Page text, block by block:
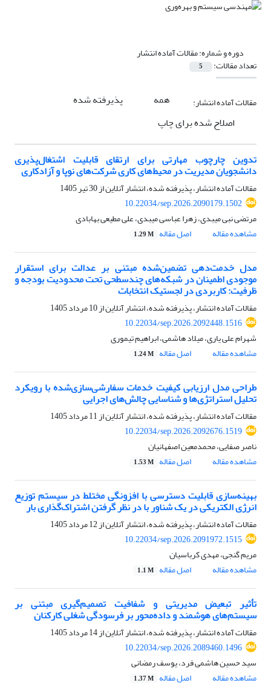
دوره و شماره:مقالات آماده انتشار
تعداد مقالات: 5
مقالات آماده انتشار: همه
پذیرفته شده
اصلاح شده برای چاپ
تدوین چارچوب مهارتی برای ارتقای قابلیت اشتغال‌پذیری
دانشجویان مدیریت در محیط‌های کاری شرکت‌های نوپا و آزادکاری
مقالات آماده انتشار، پذیرفته شده، انتشار آنلاین از30 تیر 1405
10.22034/sep.2026.2090179.1502
مرتضی نبی میبدی، زهرا عباسی میبدی، علی مطیعی بهابادی
مشاهده مقاله
اصل مقاله 1.29 M
مدل خدمت‌دهی تضمین‌شده مبتنی بر عدالت برای استقرار
موجودی اطمینان در شبکه‌های چندسطحی تحت محدودیت بودجه و
ظرفیت: کاربردی در لجستیک انتخابات
مقالات آماده انتشار، پذیرفته شده، انتشار آنلاین از10 مرداد 1405
10.22034/sep.2026.2092448.1516
شهرام علی یاری، میلاد هاشمی، ابراهیم تیموری
مشاهده مقاله
اصل مقاله 1.24 M
طراحی مدل ارزیابی کیفیت خدمات سفارشی‌سازی‌شده با رویکرد
تحلیل استراتژی‌ها و شناسایی چالش‌های اجرایی
مقالات آماده انتشار، پذیرفته شده، انتشار آنلاین از11 مرداد 1405
10.22034/sep.2026.2092676.1519
ناصر صفایی، محمدمعین اصفهانیان
مشاهده مقاله
اصل مقاله 1.53 M
بهینه‌سازی قابلیت دسترسی با افزونگی مختلط در سیستم توزیع
انرژی الکتریکی در یک شناور با در نظر گرفتن اشتراک‌گذاری بار
مقالات آماده انتشار، پذیرفته شده، انتشار آنلاین از12 مرداد 1405
10.22034/sep.2026.2091972.1515
مریم گنجی، مهدی کرباسیان
مشاهده مقاله
اصل مقاله 1.1 M
تأثیر تبعیض مدیریتی و شفافیت تصمیم‌گیری مبتنی بر
سیستم‌های هوشمند و داده‌محور بر فرسودگی شغلی کارکنان
مقالات آماده انتشار، پذیرفته شده، انتشار آنلاین از14 مرداد 1405
10.22034/sep.2026.2089460.1496
سید حسین هاشمی فرد، یوسف رمضانی
مشاهده مقاله
اصل مقاله 1.37 M